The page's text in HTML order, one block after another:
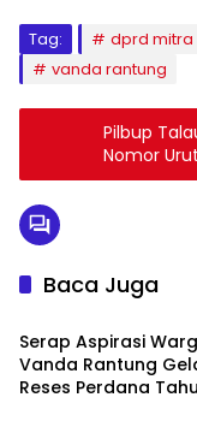
Tag: dprd mitra
vanda rantung
Pilbup
Nomor
Baca Juga
Politik & Pemerintahan
Serap Aspirasi
Vanda Rantung
Reses Perdana